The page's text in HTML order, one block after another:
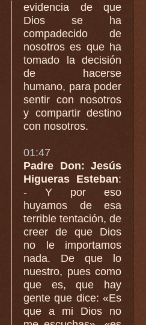
evidencia de que
Dios se ha
compadecido de
nosotros es que ha
tomado la decisión
de hacerse
humano, para poder
sentir con nosotros
y compartir destino
con nosotros.
01:47
Padre Don: Jesús
Higueras Esteban:
- Y por eso
huyamos de esa
terrible tentación, de
creer de que Dios
no le importamos
nada. De que lo
nuestro, pues como
que es, que hay
gente que dice: «Es
que a mi Dios no